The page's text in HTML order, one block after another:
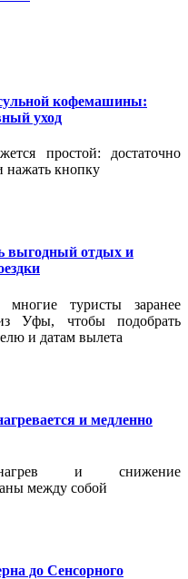
кофемашины:
уход
простой: достаточно
нажать кнопку
выгодный отдых и
туристы заранее
Уфы, чтобы подобрать
и датам вылета
и медленно
и снижение
между собой
до Сенсорного